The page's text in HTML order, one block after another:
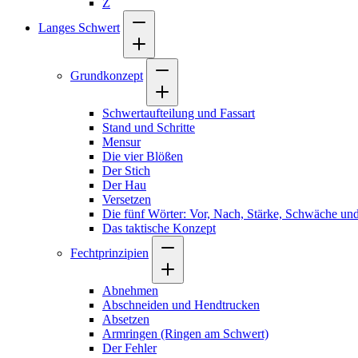
Z
Langes Schwert
Grundkonzept
Schwertaufteilung und Fassart
Stand und Schritte
Mensur
Die vier Blößen
Der Stich
Der Hau
Versetzen
Die fünf Wörter: Vor, Nach, Stärke, Schwäche
Das taktische Konzept
Fechtprinzipien
Abnehmen
Abschneiden und Hendtrucken
Absetzen
Armringen (Ringen am Schwert)
Der Fehler